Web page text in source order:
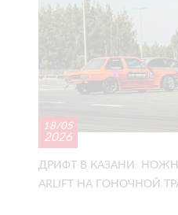
18/05
2026
ДРИФТ В КАЗАНИ:
ARLIFT НА ГОНОЧНОЙ